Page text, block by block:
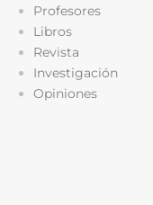
Profesores
Libros
Revista
Investigación
Opiniones